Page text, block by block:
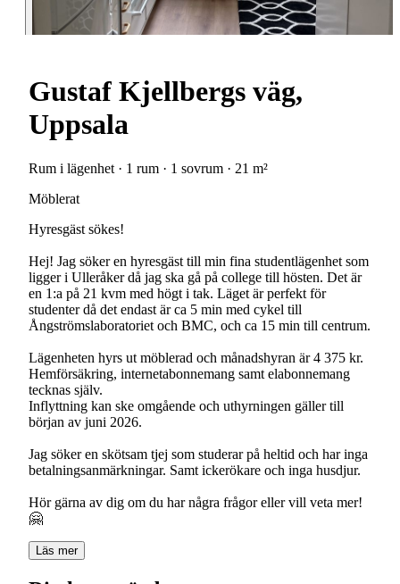
Gustaf Kjellbergs väg,
Uppsala
Rum i lägenhet · 1 rum · 1 sovrum · 21 m²
Möblerat
Hyresgäst sökes!
Hej! Jag söker en hyresgäst till min fina studentlägenhet som
ligger i Ulleråker då jag ska gå på college till hösten. Det är
en 1:a på 21 kvm med högt i tak. Läget är perfekt för
studenter då det endast är ca 5 min med cykel till
Ångströmslaboratoriet och BMC, och ca 15 min till centrum.
Lägenheten hyrs ut möblerad och månadshyran är 4 375 kr.
Hemförsäkring, internetabonnemang samt elabonnemang
tecknas själv.
Inflyttning kan ske omgående och uthyrningen gäller till
början av juni 2026.
Jag söker en skötsam tjej som studerar på heltid och har inga
betalningsanmärkningar. Samt ickerökare och inga husdjur.
Hör gärna av dig om du har några frågor eller vill veta mer!
Läs mer